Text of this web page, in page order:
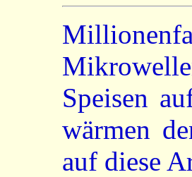
Speisen
wärmen
auf diese